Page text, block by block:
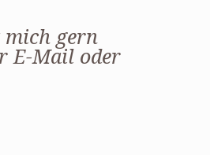
gern
E-Mail oder